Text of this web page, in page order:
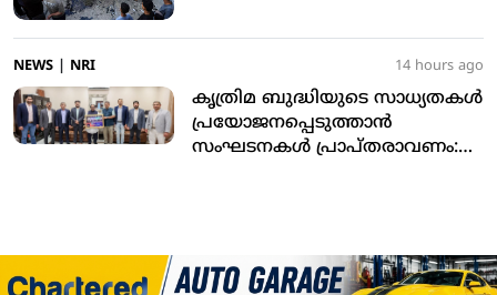
NEWS NRI 14 hours ago
കൃത്രിമ ബുദ്ധിയുടെ സാധ്യതകള്‍
പ്രയോജനപ്പെടുത്താന്‍
സംഘടനകള്‍ പ്രാപ്തരാവണം: